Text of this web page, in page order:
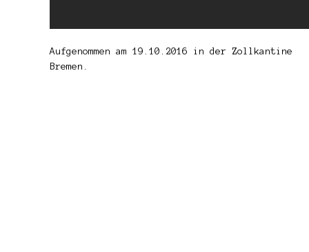
Aufgenommen am 19.10.2016 in der Zollkantine
Bremen.